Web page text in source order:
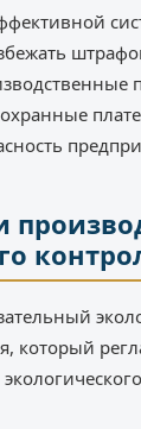
который